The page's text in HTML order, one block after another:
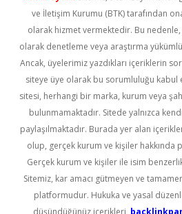
ve İletişim Kurumu (BTK) tarafından
olarak hizmet vermektedir. Bu
olarak denetleme veya araştırma
Ancak, üyelerimiz yazdıkları içeriklerin
siteye üye olarak bu sorumluluğu kabul
sitesi, herhangi bir marka, kurum veya
bulunmamaktadır. Sitede yalnızca
paylaşılmaktadır. Burada yer alan
olup, gerçek kurum ve kişiler hakkında
Gerçek kurum ve kişiler ile isim
Sitemiz, kar amacı gütmeyen ve
platformudur. Hukuka ve yasal
düşündüğünüz içerikleri,